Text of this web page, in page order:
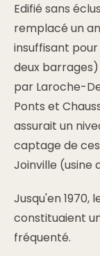
Edifié sans
remplacé un
insuffisant
deux barrages)
par Laroche-
Ponts et
assurait un
captage de
Joinville (usine
Jusqu'en 1970,
constituaient
fréquenté.